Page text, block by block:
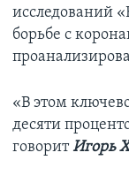
исследований
борьбе с
«В этом
десяти
говоритИгорь